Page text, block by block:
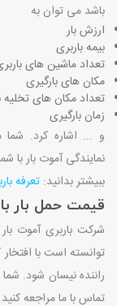
باشد می توان به
ارزش بار
بیمه باربری
تعداد ماشین های
مکان های بارگیری
تعداد مکان های تخلیه
زمان بارگیری
و ... اشاره کرد. شما
نمایندگی آموت بار با
ببیشتر بدانید: تعرفه
قیمت حمل بار با
راننده نیسان شود.
تماس با ما مراجعه